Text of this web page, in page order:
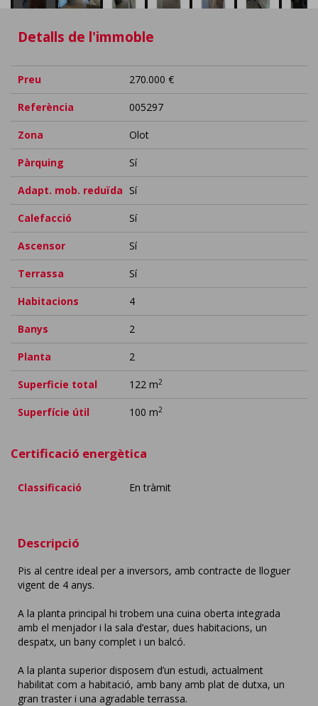
Detalls de l'immoble
Preu 270.000 €
Referència 005297
Zona Olot
Pàrquing Sí
Adapt. mob. reduïda Sí
Calefacció Sí
Ascensor Sí
Terrassa Sí
Habitacions 4
Banys 2
Planta 2
Superficie total 122 m2
Superfície útil 100 m2
Certificació energètica
Classificació En tràmit
Descripció
Pis al centre ideal per a inversors, amb contracte de lloguer
vigent de 4 anys.
A la planta principal hi trobem una cuina oberta integrada
amb el menjador i la sala d’estar, dues habitacions, un
despatx, un bany complet i un balcó.
A la planta superior disposem d’un estudi, actualment
habilitat com a habitació, amb bany amb plat de dutxa, un
gran traster i una agradable terrassa.